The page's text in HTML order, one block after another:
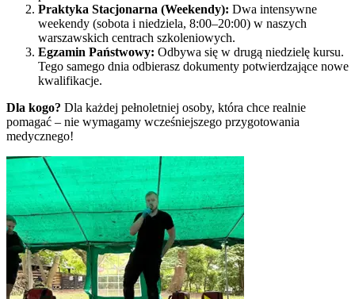
Praktyka Stacjonarna (Weekendy): Dwa intensywne
weekendy (sobota i niedziela, 8:00–20:00) w naszych
warszawskich centrach szkoleniowych.
Egzamin Państwowy: Odbywa się w drugą niedzielę kursu.
Tego samego dnia odbierasz dokumenty potwierdzające nowe
kwalifikacje.
Dla kogo? Dla każdej pełnoletniej osoby, która chce realnie
pomagać – nie wymagamy wcześniejszego przygotowania
medycznego!